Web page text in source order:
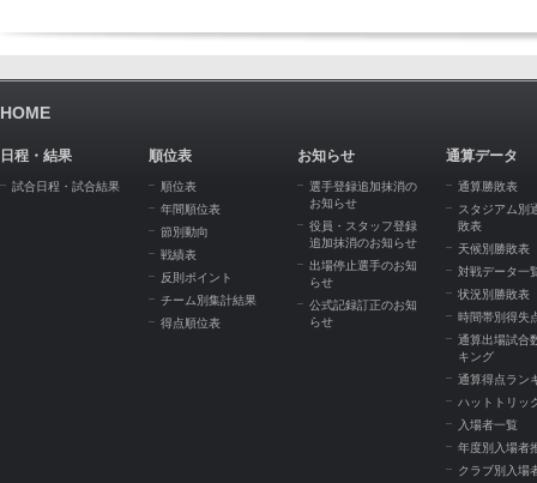
HOME
日程・結果
試合日程・試合結果
順位表
順位表
年間順位表
節別動向
戦績表
反則ポイント
チーム別集計結果
得点順位表
お知らせ
選手登録追加抹消の
お知らせ
役員・スタッフ登録
追加抹消のお知らせ
出場停止選手のお知
らせ
公式記録訂正のお知
らせ
通算データ
通算勝敗表
スタジアム別
敗表
天候別勝敗表
対戦データ一
状況別勝敗表
時間帯別得失
通算出場試合
キング
通算得点ラン
ハットトリッ
入場者一覧
年度別入場者
クラブ別入場